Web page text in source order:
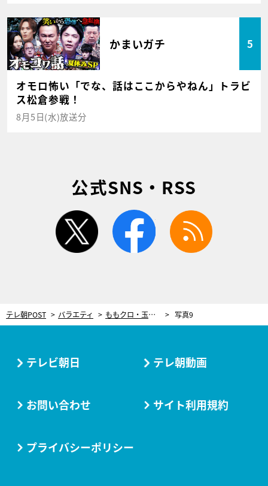
かまいガチ 5
オモロ怖い「でな、話はここからやねん」トラビ
ス松倉参戦！
8月5日(水)放送分
公式SNS・RSS
twitter facebook
テレ朝POST バラエティ ももクロ・玉井詩織は「世が世なら詐欺師」？ 東京03・飯塚が手玉に取られたエピソードを明かす 写真9
テレビ朝日 テレ朝動画
お問い合わせ サイト利用規約
プライバシーポリシー